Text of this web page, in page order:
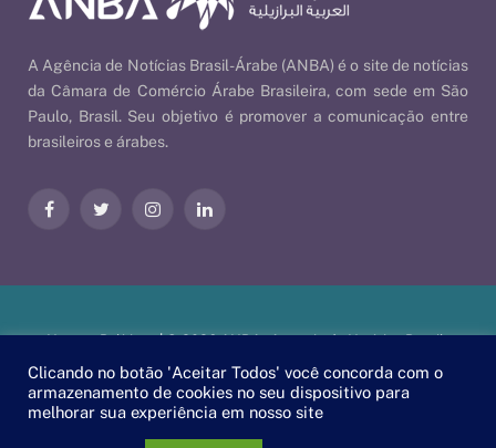
A Agência de Notícias Brasil-Árabe (ANBA) é o site de notícias
da Câmara de Comércio Árabe Brasileira, com sede em São
Paulo, Brasil. Seu objetivo é promover a comunicação entre
brasileiros e árabes.
FacebookTwitter InstagramLinkedIn
Nossas Políticas| © 2026 ANBA - Agência de Notícias Brasil-
Clicando no botão 'Aceitar Todos' você concorda com o
armazenamento de cookies no seu dispositivo para
melhorar sua experiência em nosso site
PT EN